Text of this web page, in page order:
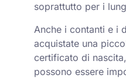
soprattutto per i
Anche i contanti e i
acquistate una
certificato di
possono essere